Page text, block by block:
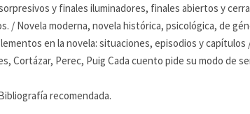
y finales iluminadores, finales abiertos y
/ Novela moderna, novela histórica, psicológica, de
en la novela: situaciones, episodios y
Cortázar, Perec, Puig Cada cuento pide su modo de
recomendada.